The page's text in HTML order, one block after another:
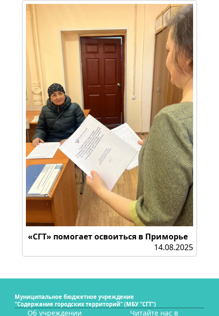
«СГТ» помогает освоиться в Приморье
14.08.2025
Муниципальное бюджетное учреждение
"Содержание городских территорий" (МБУ "СГТ")
Об учреждении Читайте нас в